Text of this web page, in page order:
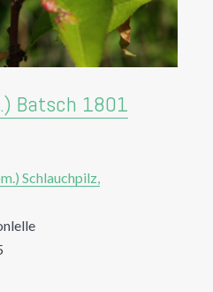
Batsch 1801
Schlauchpilz,